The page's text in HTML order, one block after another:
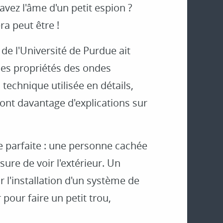
l'âme d'un petit espion ?
peut être !
l'Université de Purdue ait
propriétés des ondes
utilisée en détails,
davantage d'explications sur
parfaite : une personne cachée
de voir l'extérieur. Un
l'installation d'un système de
pour faire un petit trou,